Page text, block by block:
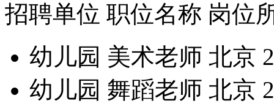
招聘单位 职位名称 岗位
幼儿园 美术老师 北京 2
幼儿园 舞蹈老师 北京 2